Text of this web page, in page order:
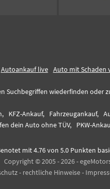
Autoankauf live Auto mit Schaden
Suchbegriffen wiederfinden oder
KFZ-Ankauf, Fahrzeugankauf,
dein Auto ohne TÜV, PKW-
mit4.76von 5.0 Punkten
Copyright © 2005 - 2026 -
- rechtliche Hinweise-